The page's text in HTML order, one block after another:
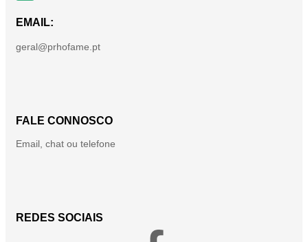
EMAIL:
geral@prhofame.pt
FALE CONNOSCO
Email, chat ou telefone
REDES SOCIAIS